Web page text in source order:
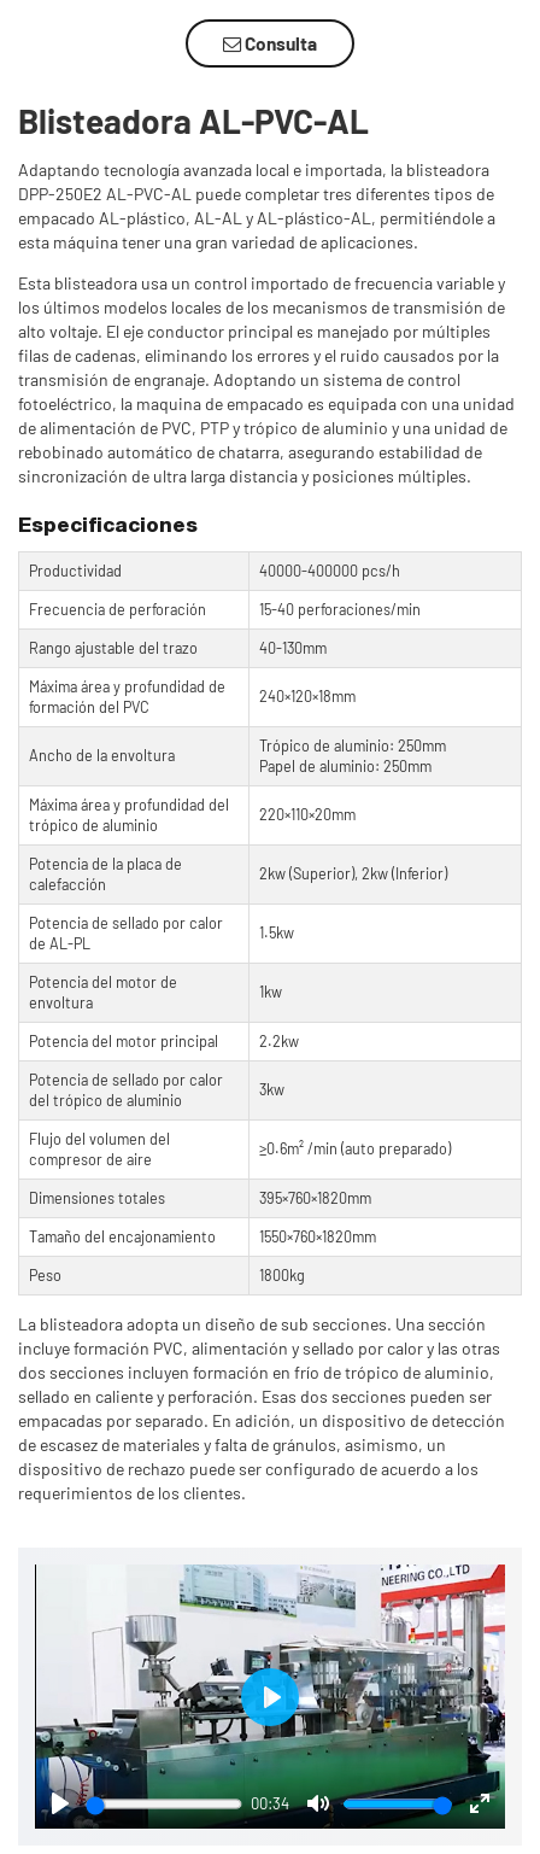
Consulta
Blisteadora AL-PVC-AL
Adaptando tecnología avanzada local e importada, la blisteadora
DPP-250E2 AL-PVC-AL puede completar tres diferentes tipos de
empacado AL-plástico, AL-AL y AL-plástico-AL, permitiéndole a
esta máquina tener una gran variedad de aplicaciones.
Esta blisteadora usa un control importado de frecuencia variable y
los últimos modelos locales de los mecanismos de transmisión de
alto voltaje. El eje conductor principal es manejado por múltiples
filas de cadenas, eliminando los errores y el ruido causados por la
transmisión de engranaje. Adoptando un sistema de control
fotoeléctrico, la maquina de empacado es equipada con una unidad
de alimentación de PVC, PTP y trópico de aluminio y una unidad de
rebobinado automático de chatarra, asegurando estabilidad de
sincronización de ultra larga distancia y posiciones múltiples.
Especificaciones
Productividad
40000-400000 pcs/h
Frecuencia de perforación
15-40 perforaciones/min
Rango ajustable del trazo
40-130mm
Máxima área y profundidad de
formación del PVC
240×120×18mm
Ancho de la envoltura
Trópico de aluminio: 250mm
Papel de aluminio: 250mm
Máxima área y profundidad del
trópico de aluminio
220×110×20mm
Potencia de la placa de
calefacción
2kw (Superior), 2kw (Inferior)
Potencia de sellado por calor
de AL-PL
1.5kw
Potencia del motor de
envoltura
1kw
Potencia del motor principal
2.2kw
Potencia de sellado por calor
del trópico de aluminio
3kw
Flujo del volumen del
compresor de aire
≥0.6m² /min (auto preparado)
Dimensiones totales
395×760×1820mm
Tamaño del encajonamiento
1550×760×1820mm
Peso
1800kg
La blisteadora adopta un diseño de sub secciones. Una sección
incluye formación PVC, alimentación y sellado por calor y las otras
dos secciones incluyen formación en frío de trópico de aluminio,
sellado en caliente y perforación. Esas dos secciones pueden ser
empacadas por separado. En adición, un dispositivo de detección
de escasez de materiales y falta de gránulos, asimismo, un
dispositivo de rechazo puede ser configurado de acuerdo a los
requerimientos de los clientes.
Play
00:34
Mute
Enter
Play